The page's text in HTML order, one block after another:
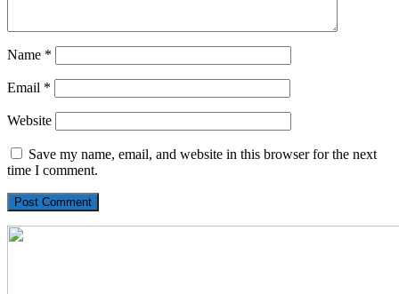
Name *
Email *
Website
Save my name, email, and website in this browser for the next
time I comment.